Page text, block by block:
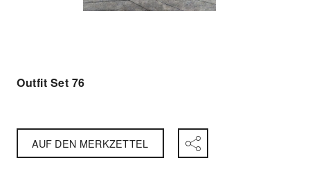
Outfit Set 76
AUF DEN MERKZETTEL